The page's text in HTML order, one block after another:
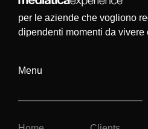
per le aziende che vogliono
dipendenti momenti da vivere
Menu